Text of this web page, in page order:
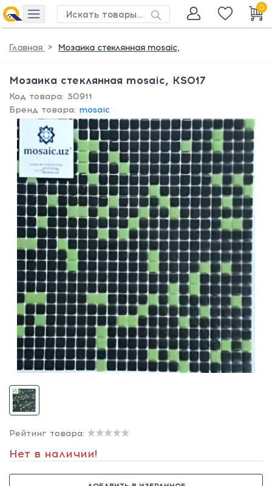
0
Главная > Мозаика стеклянная mosaic,
Мозаика стеклянная mosaic, KS017
Код товара: 30911
Бренд товара: mosaic
Рейтинг товара:
Нет в наличии!